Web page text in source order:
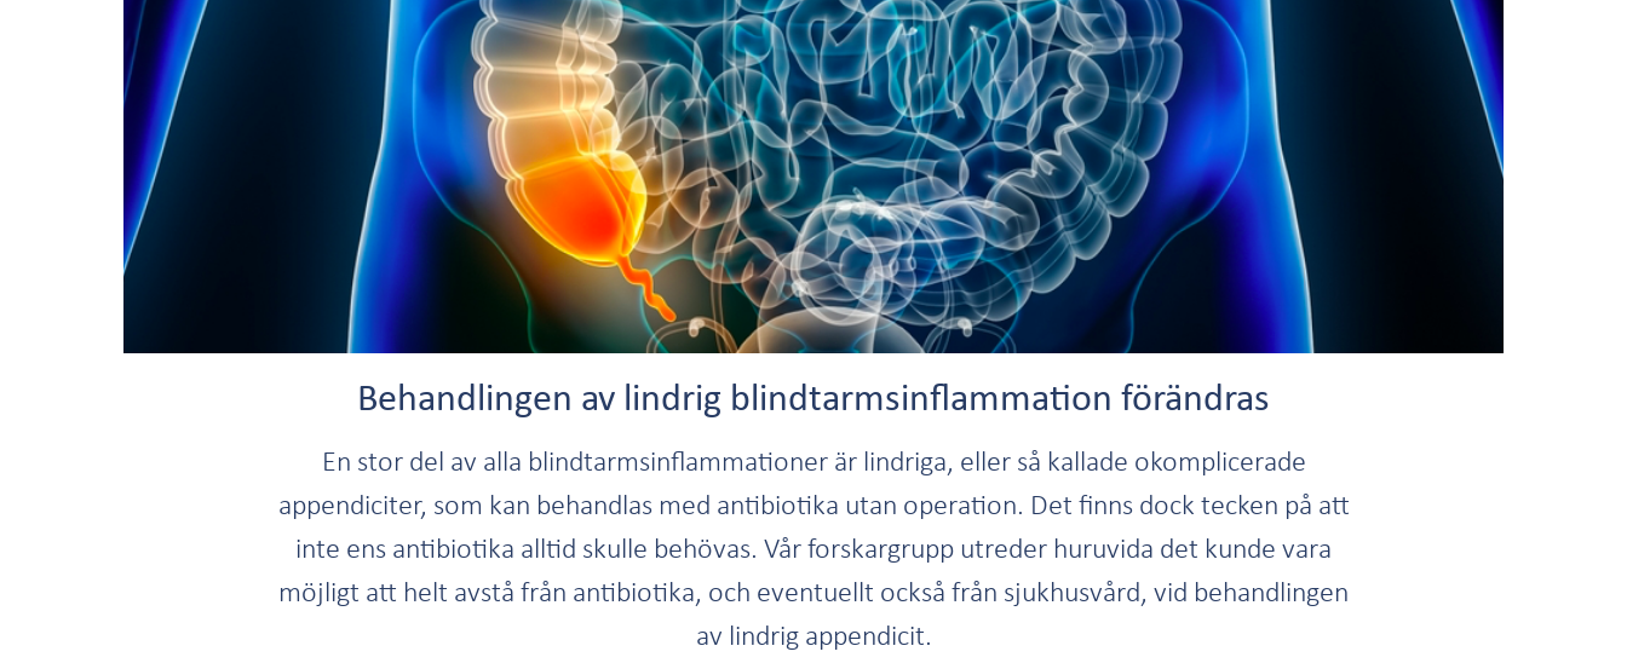
Behandlingen av lindrig blindtarmsinflammation förändras
En stor del av alla blindtarmsinflammationer är lindriga, eller så kallade okomplicerade
appendiciter, som kan behandlas med antibiotika utan operation. Det finns dock tecken på att
inte ens antibiotika alltid skulle behövas. Vår forskargrupp utreder huruvida det kunde vara
möjligt att helt avstå från antibiotika, och eventuellt också från sjukhusvård, vid behandlingen
av lindrig appendicit.